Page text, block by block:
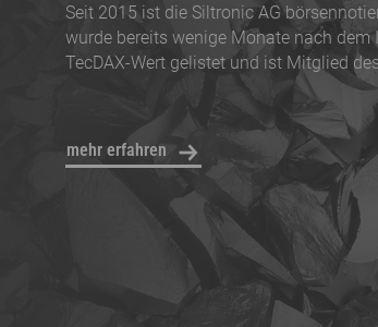
Seit 2015 ist die Siltronic AG
wurde bereits wenige Monate nach dem
TecDAX-Wert gelistet und ist Mitglied
mehr erfahren